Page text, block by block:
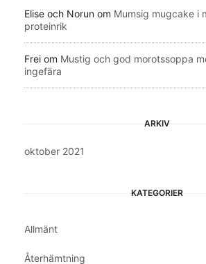
Elise och Norun om Mumsig mugcake i
proteinrik
Frei om Mustig och god morotssoppa
ingefära
ARKIV
oktober 2021
KATEGORIER
Allmänt
Återhämtning